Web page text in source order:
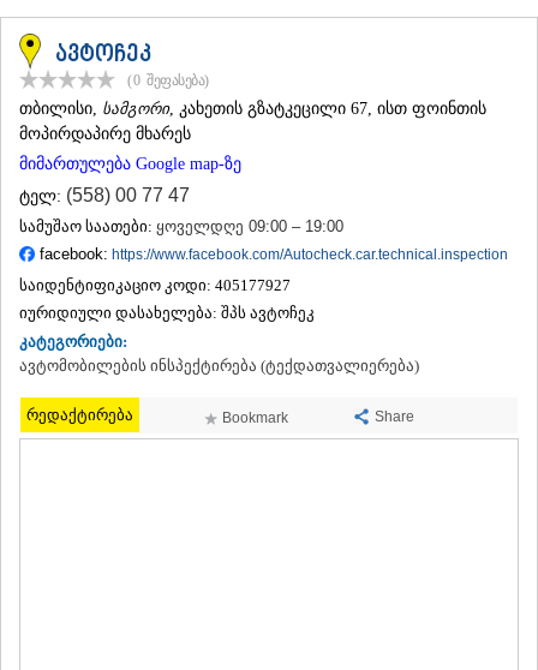
ᲝᲖᲣᲠᲒᲔᲗᲘ
ᲩᲝᲮᲐᲢᲐᲣᲠᲘ
ᲣᲠᲔᲙᲘ
ᲘᲛᲔᲠᲔᲗᲘ
ᲑᲐᲦᲓᲐᲗᲘ
ᲕᲐᲜᲘ
ᲖᲔᲡᲢᲐᲤᲝᲜᲘ
ᲗᲔᲠᲯᲝᲚᲐ
ᲡᲐᲛᲢᲠᲔᲓᲘᲐ
ᲡᲐᲩᲮᲔᲠᲔ
ᲢᲧᲘᲑᲣᲚᲘ
ᲥᲣᲗᲐᲘᲡᲘ
ᲬᲧᲐᲚᲢᲣᲑᲝ
ᲭᲘᲐᲗᲣᲠᲐ
ᲮᲐᲠᲐᲒᲐᲣᲚᲘ
ᲙᲐᲮᲔᲗᲘ
ᲐᲮᲛᲔᲢᲐ
ავტოჩეკ
(0 შეფასება)
ᲗᲑᲘᲚᲘᲡᲘ, სამგორი, კახეთის გზატკეცილი 67, ისთ ფოინთის
მოპირდაპირე მხარეს
მიმართულება Google map-ზე
ტელ: (558) 00 77 47
სამუშაო საათები: ყოველდღე 09:00 – 19:00
facebook: https://www.facebook.com/Autocheck.car.technical.inspection
საიდენტიფიკაციო კოდი: 405177927
იურიდიული დასახელება: შპს ავტოჩეკ
კატეგორიები:
ავტომობილების ინსპექტირება (ტექდათვალიერება)
რედაქტირება Bookmark Share